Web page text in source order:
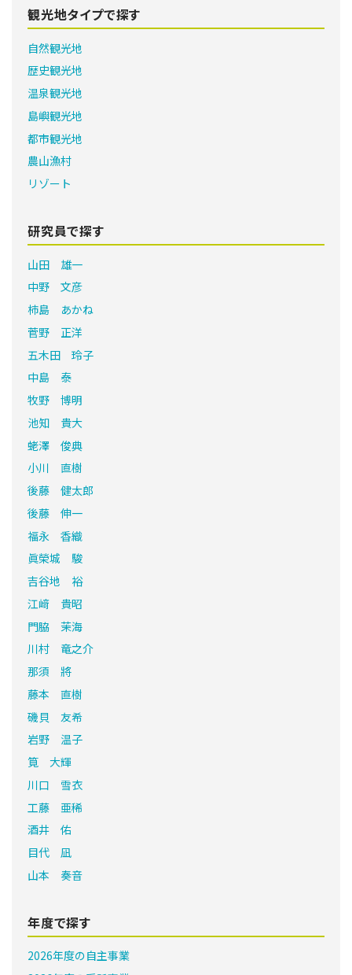
観光地タイプで探す
自然観光地
歴史観光地
温泉観光地
島嶼観光地
都市観光地
農山漁村
リゾート
研究員で探す
山田 雄一
中野 文彦
柿島 あかね
菅野 正洋
五木田 玲子
中島 泰
牧野 博明
池知 貴大
蛯澤 俊典
小川 直樹
後藤 健太郎
後藤 伸一
福永 香織
眞榮城 駿
吉谷地 裕
江﨑 貴昭
門脇 茉海
川村 竜之介
那須 將
藤本 直樹
磯貝 友希
岩野 温子
筧 大輝
川口 雪衣
工藤 亜稀
酒井 佑
目代 凪
山本 奏音
年度で探す
2026年度の自主事業